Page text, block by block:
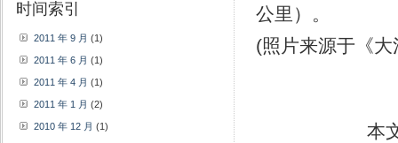
公里）。
(照片来源于《
本
时间索引
2011 年 9 月 (1)
2011 年 6 月 (1)
2011 年 4 月 (1)
2011 年 1 月 (2)
2010 年 12 月 (1)